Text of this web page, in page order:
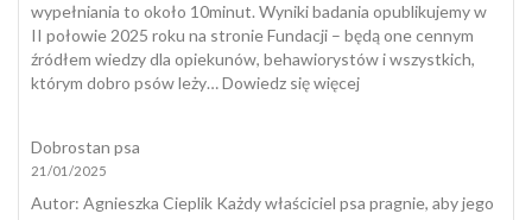
wypełniania to około 10minut. Wyniki badania opublikujemy w
II połowie 2025 roku na stronie Fundacji – będą one cennym
źródłem wiedzy dla opiekunów, behawiorystów i wszystkich,
którym dobro psów leży…Dowiedz się więcej:
badanie
Dobrostan psa
21/01/2025
​Autor: Agnieszka Cieplik Każdy właściciel psa pragnie, aby jego